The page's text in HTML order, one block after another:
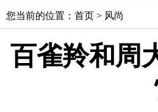
您当前的位置： 首页 > 风尚
百雀羚和周